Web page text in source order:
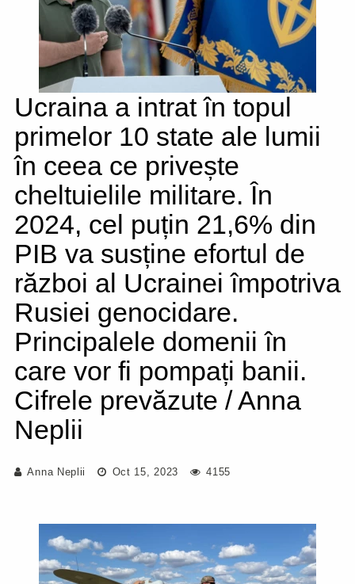
Ucraina a intrat în topul
primelor 10 state ale lumii
în ceea ce privește
cheltuielile militare. În
2024, cel puțin 21,6% din
PIB va susține efortul de
război al Ucrainei împotriva
Rusiei genocidare.
Principalele domenii în
care vor fi pompați banii.
Cifrele prevăzute / Anna
Neplii
Anna Neplii Oct 15, 2023 4155